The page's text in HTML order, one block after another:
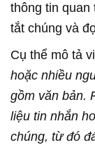
thông tin quan
tắt chúng và
Cụ thể mô tả
hoặc nhiều
gồm văn bản.
liệu tin nhắn
chúng, từ đó